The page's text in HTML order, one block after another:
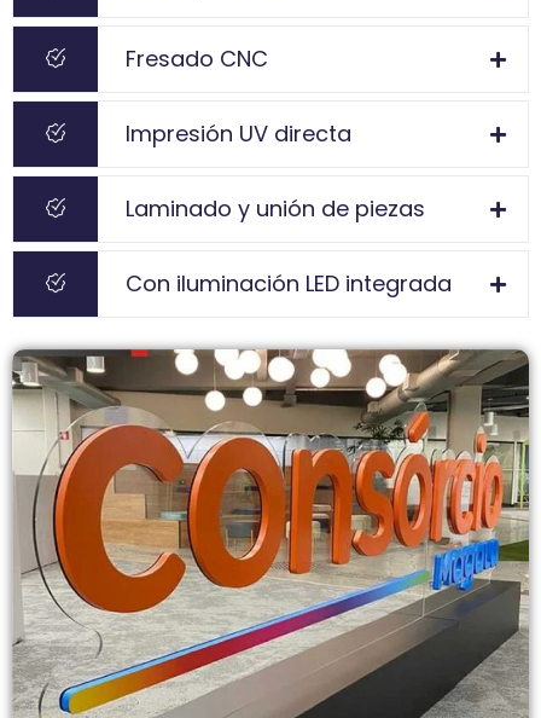
Fresado CNC
Impresión UV directa
Laminado y unión de piezas
Con iluminación LED integrada